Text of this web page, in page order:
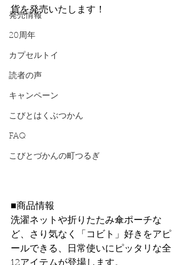
発売情報
20周年
カプセルトイ
読者の声
キャンペーン
こびとはくぶつかん
FAQ
こびとづかんの町つるぎ
貨を発売いたします！
■商品情報
洗濯ネットや折りたたみ傘ポーチな
ど、さり気なく「コビト」好きをアピ
ールできる、日常使いにピッタリな全